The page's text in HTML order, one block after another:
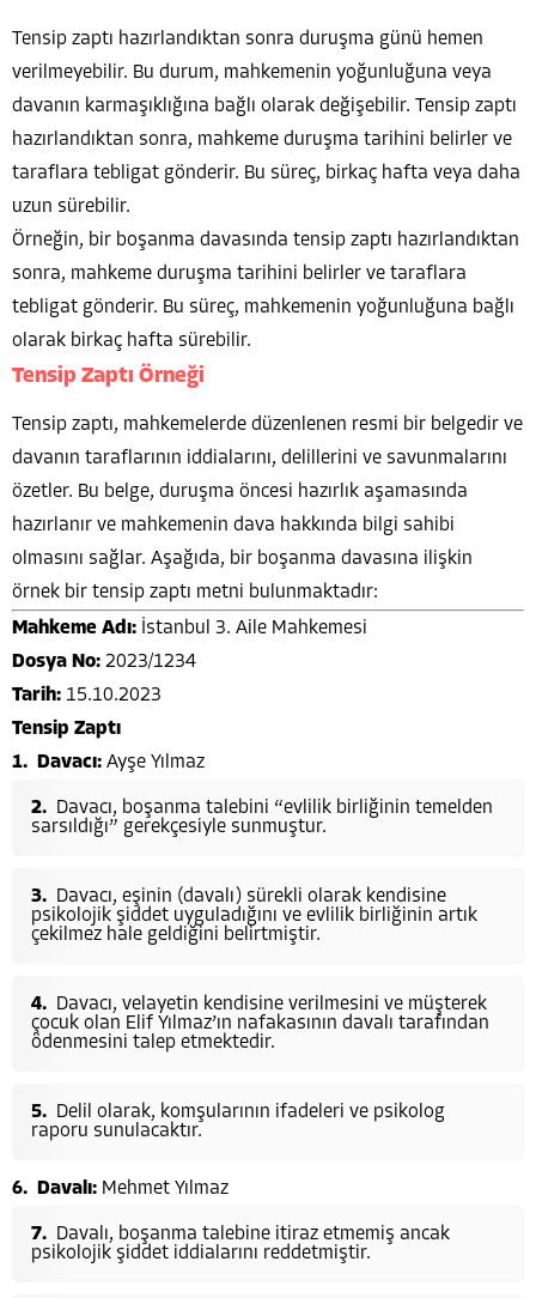
Tensip zaptı hazırlandıktan sonra duruşma günü hemen
verilmeyebilir. Bu durum, mahkemenin yoğunluğuna veya
davanın karmaşıklığına bağlı olarak değişebilir. Tensip zaptı
hazırlandıktan sonra, mahkeme duruşma tarihini belirler ve
taraflara tebligat gönderir. Bu süreç, birkaç hafta veya daha
uzun sürebilir.
Örneğin, bir boşanma davasında tensip zaptı hazırlandıktan
sonra, mahkeme duruşma tarihini belirler ve taraflara
tebligat gönderir. Bu süreç, mahkemenin yoğunluğuna bağlı
olarak birkaç hafta sürebilir.
Tensip Zaptı Örneği
Tensip zaptı, mahkemelerde düzenlenen resmi bir belgedir ve
davanın taraflarının iddialarını, delillerini ve savunmalarını
özetler. Bu belge, duruşma öncesi hazırlık aşamasında
hazırlanır ve mahkemenin dava hakkında bilgi sahibi
olmasını sağlar. Aşağıda, bir boşanma davasına ilişkin
örnek bir tensip zaptı metni bulunmaktadır:
Mahkeme Adı: İstanbul 3. Aile Mahkemesi
Dosya No: 2023/1234
Tarih: 15.10.2023
Tensip Zaptı
Davacı: Ayşe Yılmaz
Davacı, boşanma talebini “evlilik birliğinin temelden
sarsıldığı” gerekçesiyle sunmuştur.
Davacı, eşinin (davalı) sürekli olarak kendisine
psikolojik şiddet uyguladığını ve evlilik birliğinin artık
çekilmez hale geldiğini belirtmiştir.
Davacı, velayetin kendisine verilmesini ve müşterek
çocuk olan Elif Yılmaz’ın nafakasının davalı tarafından
ödenmesini talep etmektedir.
Delil olarak, komşularının ifadeleri ve psikolog
raporu sunulacaktır.
Davalı: Mehmet Yılmaz
Davalı, boşanma talebine itiraz etmemiş ancak
psikolojik şiddet iddialarını reddetmiştir.